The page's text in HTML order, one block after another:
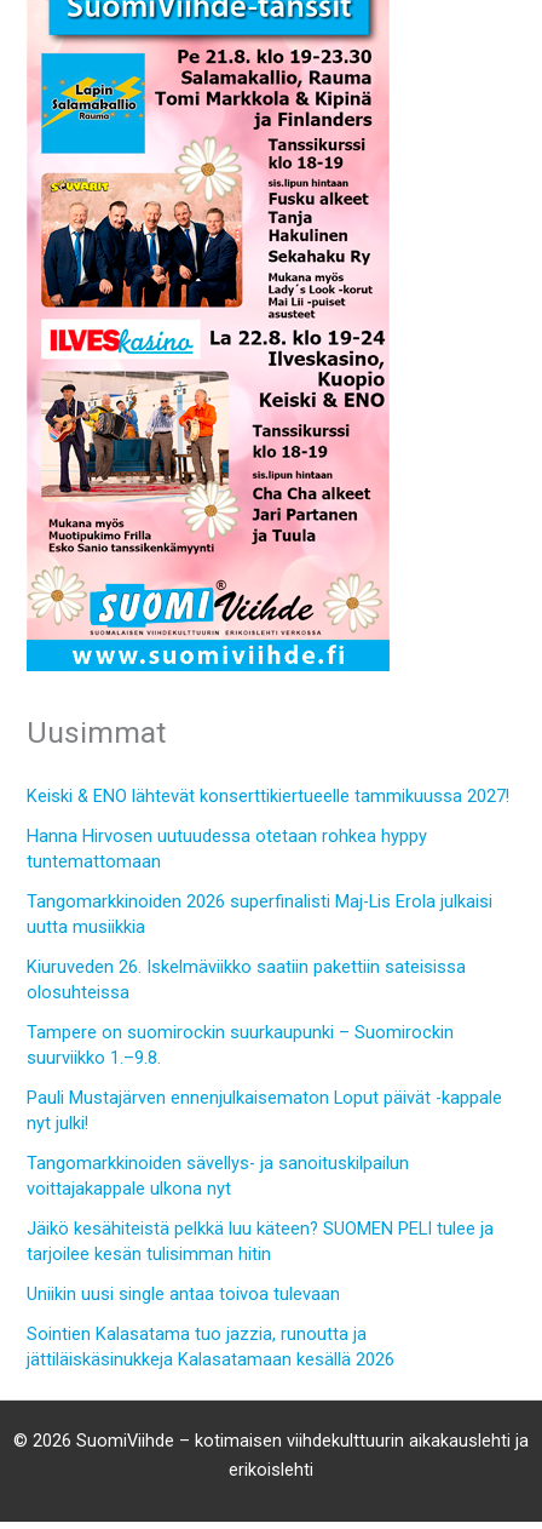
Uusimmat
Keiski & ENO lähtevät konserttikiertueelle tammikuussa 2027!
Hanna Hirvosen uutuudessa otetaan rohkea hyppy
tuntemattomaan
Tangomarkkinoiden 2026 superfinalisti Maj-Lis Erola julkaisi
uutta musiikkia
Kiuruveden 26. Iskelmäviikko saatiin pakettiin sateisissa
olosuhteissa
Tampere on suomirockin suurkaupunki – Suomirockin
suurviikko 1.–9.8.
Pauli Mustajärven ennenjulkaisematon Loput päivät -kappale
nyt julki!
Tangomarkkinoiden sävellys- ja sanoituskilpailun
voittajakappale ulkona nyt
Jäikö kesähiteistä pelkkä luu käteen? SUOMEN PELI tulee ja
tarjoilee kesän tulisimman hitin
Uniikin uusi single antaa toivoa tulevaan
Sointien Kalasatama tuo jazzia, runoutta ja
jättiläiskäsinukkeja Kalasatamaan kesällä 2026
© 2026 SuomiViihde – kotimaisen viihdekulttuurin aikakauslehti ja
erikoislehti